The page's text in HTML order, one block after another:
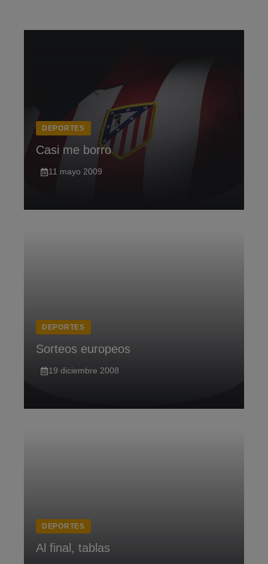
DEPORTES
Casi me borro
11 mayo 2009
DEPORTES
Sorteos europeos
19 diciembre 2008
DEPORTES
Al final, tablas